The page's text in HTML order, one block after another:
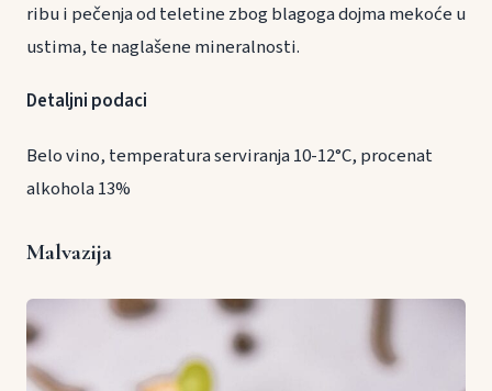
ribu i pečenja od teletine zbog blagoga dojma mekoće u
ustima, te naglašene mineralnosti.
Detaljni podaci
Belo vino, temperatura serviranja 10-12°C, procenat
alkohola 13%
Malvazija